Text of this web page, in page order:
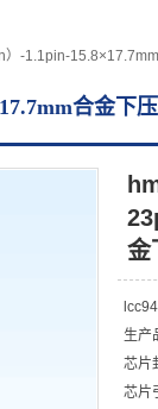
-1.1pin-
合金下
金
生产
芯片
芯片